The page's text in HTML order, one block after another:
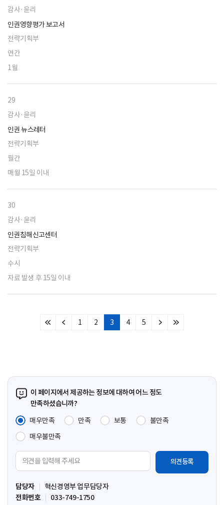
감사·윤리
인권영향평가 보고서
전략기획부
연간
1월
29
감사·윤리
인권 뉴스레터
전략기획부
월간
매월 15일 이내
30
감사·윤리
인권침해신고센터
전략기획부
수시
자료 발생 후 15일 이내
처
이
1 2 3 4 5
다
마
이 페이지에서 제공하는 정보에 대하여 어느 정도
만족하셨습니까?
매우만족
만족 보통
불만족
매우불만족
견
입
력
담당자
혁신경영부 업무담당자
전화번호
033-749-1750